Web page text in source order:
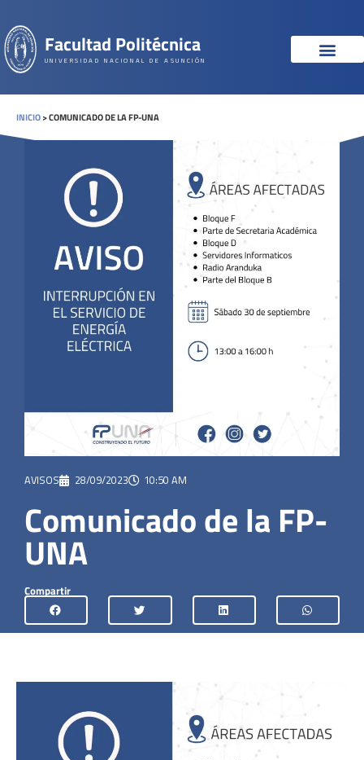
Facultad Politécnica
UNIVERSIDAD NACIONAL DE ASUNCIÓN
INICIO>COMUNICADO DE LA FP-UNA
AVISOS 28/09/2023 10:50 AM
Comunicado de la FP-
UNA
Compartir